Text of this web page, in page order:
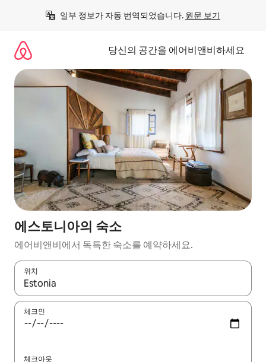
일부 정보가 자동 번역되었습니다. 원문 보기
당신의 공간을 에어비앤비하세요
에스토니아의 숙소
에어비앤비에서 독특한 숙소를 예약하세요.
위치
결과가 나오면 위·아래 화살표 키를 사용하거나 터치 또는 스와이
체크인
체크아웃